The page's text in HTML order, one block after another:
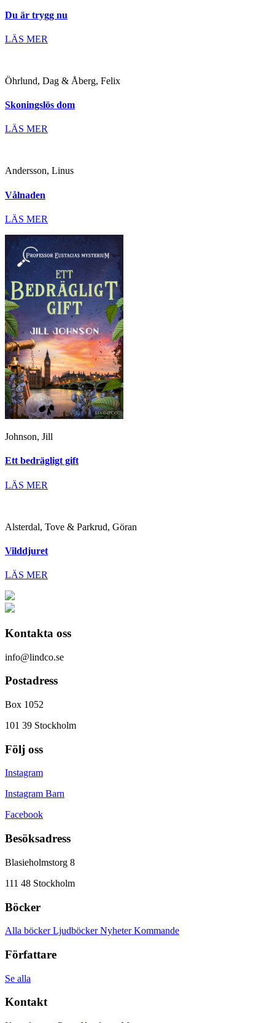
Du är trygg nu
LÄS MER
Öhrlund, Dag & Åberg, Felix
Skoningslös dom
LÄS MER
Andersson, Linus
Vålnaden
LÄS MER
Johnson, Jill
Ett bedrägligt gift
LÄS MER
Alsterdal, Tove & Parkrud, Göran
Vilddjuret
LÄS MER
Kontakta oss
info@lindco.se
Postadress
Box 1052
101 39 Stockholm
Följ oss
Instagram
Instagram Barn
Facebook
Besöksadress
Blasieholmstorg 8
111 48 Stockholm
Böcker
Alla böckerLjudböckerNyheterKommande
Författare
Se alla
Kontakt